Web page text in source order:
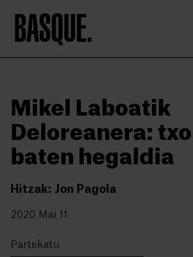
BASQUE.
Mikel Laboatik
Deloreanera:
baten hegaldia
Hitzak: Jon Pagola
2020 Mai 11
Partekatu